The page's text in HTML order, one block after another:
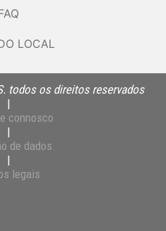
LOCAL
todos os direitos reservados
|
connosco
|
de dados
|
legais